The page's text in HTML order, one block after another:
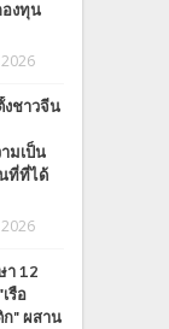
งทุน
งชาวจีน
มเป็น
ที่ที่ได้
า 12
รือ
" ผสาน